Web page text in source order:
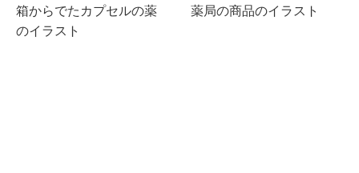
箱からでたカプセルの薬
のイラスト
薬局の商品のイラスト